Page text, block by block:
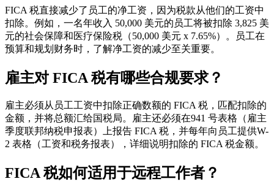
FICA 税直接减少了员工的净工资，因为税款从他们的工资中
扣除。例如，一名年收入 50,000 美元的员工将被扣除 3,825 美
元的社会保障和医疗保险税（50,000 美元 x 7.65%）。员工在
预算和规划财务时，了解净工资的减少至关重要。
雇主对 FICA 税有哪些合规要求？
雇主必须从员工工资中扣除正确数额的 FICA 税，匹配扣除的
金额，并将总额汇给国税局。雇主还必须在941 号表格（雇主
季度联邦纳税申报表）上报告 FICA 税，并每年向员工提供W-
2 表格（工资和税务报表），详细说明扣除的 FICA 税金额。
FICA 税如何适用于远程工作者？